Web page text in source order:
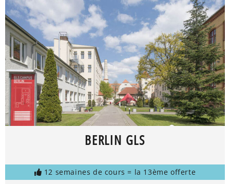
BERLIN GLS
12 semaines de cours = la 13ème offerte